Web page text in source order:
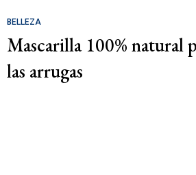
BELLEZA
Mascarilla 100% natural
las arrugas